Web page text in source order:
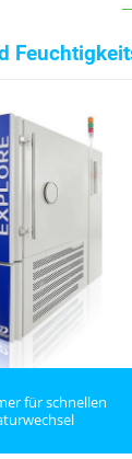
für schnellen